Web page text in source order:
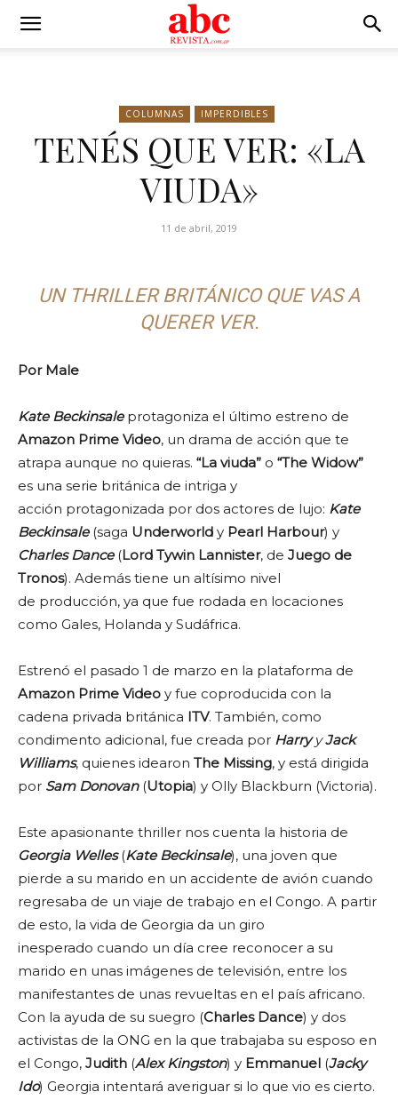
COLUMNAS IMPERDIBLES
TENÉS QUE VER: «LA
VIUDA»
11 de abril, 2019
UN THRILLER BRITÁNICO QUE VAS A
QUERER VER.
Por Male
Kate Beckinsaleprotagoniza el último estreno de
Amazon Prime Video, un drama de acción que te
atrapa aunque no quieras. “La viuda” o “The Widow”
es una serie británica de intriga y
acción protagonizada por dos actores de lujo: Kate
Beckinsale (saga Underworld y Pearl Harbour) y
Charles Dance(Lord Tywin Lannister, de Juego de
Tronos). Además tiene un altísimo nivel
de producción, ya que fue rodada en locaciones
como Gales, Holanda y Sudáfrica.
Estrenó el pasado 1 de marzo en la plataforma de
Amazon Prime Video y fue coproducida con la
cadena privada británica ITV. También, como
condimento adicional, fue creada por HarryyJack
Williams, quienes idearon The Missing, y está dirigida
por Sam Donovan (Utopia) y Olly Blackburn (Victoria).
Este apasionante thriller nos cuenta la historia de
Georgia Welles(Kate Beckinsale), una joven que
pierde a su marido en un accidente de avión cuando
regresaba de un viaje de trabajo en el Congo. A partir
de esto, la vida de Georgia da un giro
inesperado cuando un día cree reconocer a su
marido en unas imágenes de televisión, entre los
manifestantes de unas revueltas en el país africano.
Con la ayuda de su suegro (Charles Dance) y dos
activistas de la ONG en la que trabajaba su esposo en
el Congo, Judith (AlexKingston) y Emmanuel (Jacky
Ido) Georgia intentará averiguar si lo que vio es cierto.